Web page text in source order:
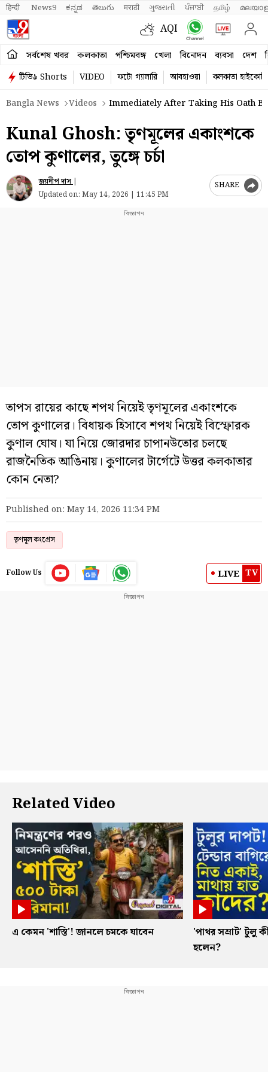
हिन्दी News9 ಕನ್ನಡ తెలుగు मराठी ગુજરાતી ਪੰਜਾਬੀ தமிழ்
AQI
সর্বশেষ খবর কলকাতা পশ্চিমবঙ্গ খেলা বিনোদন ব্যবসা দেশ
টিভি৯ Shorts VIDEO ফটো গ্যালারি আবহাওয়া
কলকাতা হাইকোর্ট
Bangla News
Videos Immediately After Taking His Oath
Kunal Ghosh: তৃণমূলের একাংশকে
তোপ কুণালের, তুঙ্গে চর্চা
জয়দীপ দাস |
Updated on: May 14, 2026 | 11:45 PM
SHARE
তাপস রায়ের কাছে শপথ নিয়েই তৃণমূলের একাংশকে
তোপ কুণালের। বিধায়ক হিসাবে শপথ নিয়েই বিস্ফোরক
কুণাল ঘোষ। যা নিয়ে জোরদার চাপানউতোর চলছে
রাজনৈতিক আঙিনায়। কুণালের টার্গেটে উত্তর কলকাতার
কোন নেতা?
Published on: May 14, 2026 11:34 PM
তৃণমূল কংগ্রেস
Follow Us LIVE TV
Related Video
এ কেমন 'শাস্তি'! জানলে চমকে যাবেন
'পাথর সম্রাট' টুলু
হলেন?